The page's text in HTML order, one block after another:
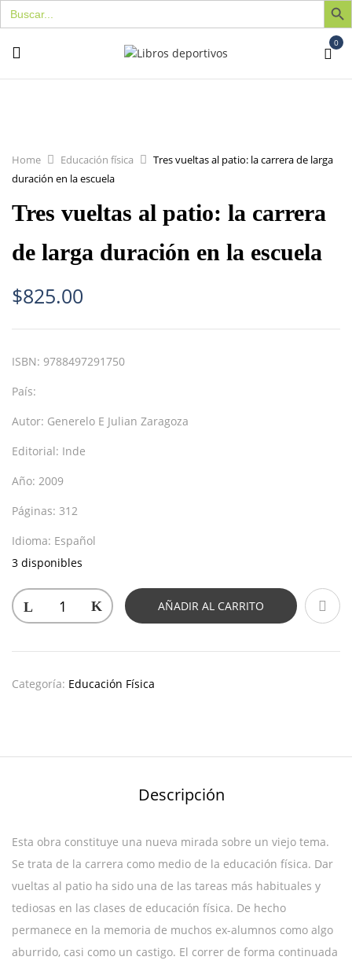
Buscar:
0
Home Educación física
Tres vueltas al patio: la carrera de larga
duración en la escuela
Tres vueltas al patio: la carrera
de larga duración en la escuela
$825.00
ISBN: 9788497291750
País:
Autor: Generelo E Julian Zaragoza
Editorial: Inde
Año: 2009
Páginas: 312
Idioma: Español
3 disponibles
AÑADIR AL CARRITO
Categoría: Educación Física
Descripción
Esta obra constituye una nueva mirada sobre un viejo tema.
Se trata de la carrera como medio de la educación física. Dar
vueltas al patio ha sido una de las tareas más habituales y
tediosas en las clases de educación física. De hecho
permanece en la memoria de muchos ex-alumnos como algo
aburrido, casi como un castigo. El correr de forma continuada